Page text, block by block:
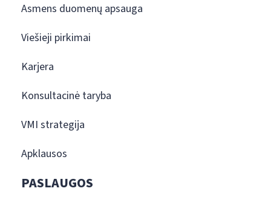
Asmens duomenų apsauga
Viešieji pirkimai
Karjera
Konsultacinė taryba
VMI strategija
Apklausos
PASLAUGOS